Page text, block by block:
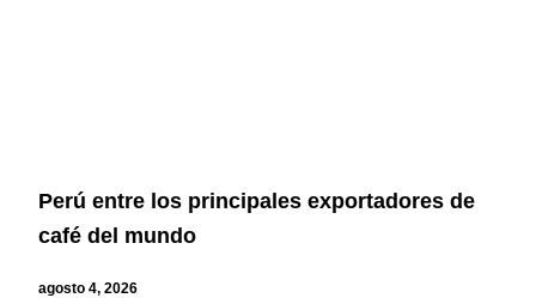
Perú entre los principales exportadores de
café del mundo
agosto 4, 2026